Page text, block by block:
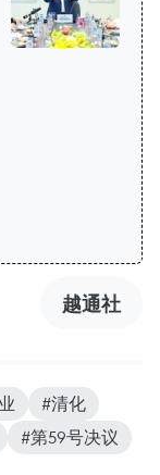
越通社
#清化
#第59号决议